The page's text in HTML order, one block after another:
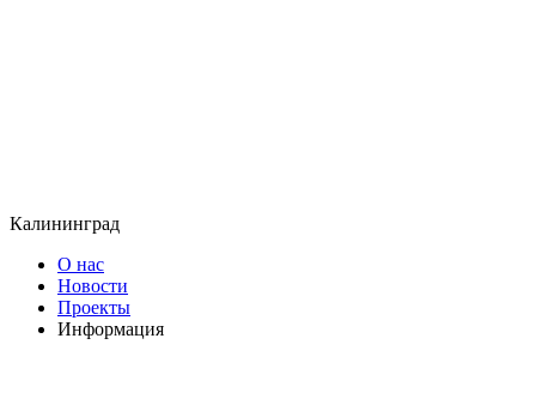
Калининград
О нас
Новости
Проекты
Информация